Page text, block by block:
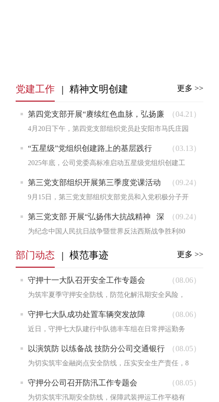
党建工作 精神文明创建 更多 >>
第四党支部开展“赓续红色血脉，弘扬廉
政精神”主题党日活动
（04.21）
4月20日下午，第四党支部组织党员赴安阳市马氏庄园
（河南省中共党史学习教育基地、河南省廉政教育基
地）开展...
“五星级”党组织创建路上的基层践行 （03.13）
2025年底，公司党委高标准启动五星级党组织创建工
作，这是夯实公司基层党建根基、全面提升支部标准
化规范化...
第三党支部组织开展第三季度党课活动 （09.24）
9月15日，第三党支部组织支部党员和入党积极分子开
展第三季度党课活动，支部副书记户国伟以“强化党性
修养，...
第三党支部 开展“弘扬伟大抗战精神 深
刻汲取奋进力量” 主题党日活动
（09.24）
为纪念中国人民抗日战争暨世界反法西斯战争胜利80
精神深刻...
部门动态 模范事迹 更多 >>
守押十一大队召开安全工作专题会 （08.06）
为筑牢夏季守押安全防线，防范化解汛期安全风险，
近日，守押十一大队召开安全工作专题会，重点就枪
支弹药管...
守押七大队成功处置车辆突发故障 （08.06）
近日，守押七大队建行中队德丰车组在日常押运勤务
执行途中，突发车辆爆胎险情。车组全体人员沉着冷
静、规范...
以演筑防 以练备战 技防分公司交通银行
岗点开展消防培训演练
（08.05）
为切实筑牢金融岗点安全防线，压实安全生产责任，8
月1日，技防分公司派驻交通银行岗点组织全体在岗人
员开展...
守押分公司召开防汛工作专题会 （08.05）
为切实筑牢汛期安全防线，保障武装押运工作平稳有